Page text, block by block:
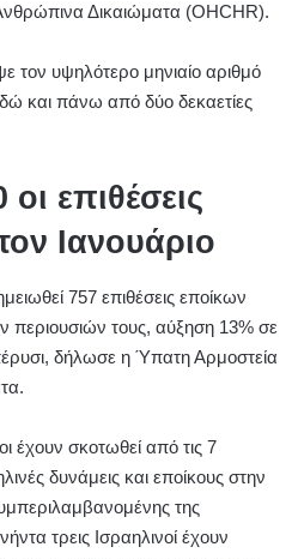
Δικαιώματα (OHCHR).
τον υψηλότερο μηνιαίο αριθμό
και πάνω από δύο δεκαετίες
επιθέσεις
Ιανουάριο
757 επιθέσεις εποίκων
περιουσιών τους, αύξηση 13% σε
δήλωσε η Ύπατη Αρμοστεία
έχουν σκοτωθεί από τις 7
δυνάμεις και εποίκους στην
της
τρεις Ισραηλινοί έχουν